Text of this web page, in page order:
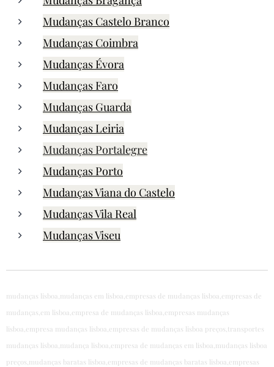
Mudanças Castelo Branco
Mudanças Coimbra
Mudanças Évora
Mudanças Faro
Mudanças Guarda
Mudanças Leiria
Mudanças Portalegre
Mudanças Porto
Mudanças Viana do Castelo
Mudanças Vila Real
Mudanças Viseu
mudanças lisboa,mudanças em lisboa,empresas de mudanças lisboa,empresas de
mudanças,em lisboa,empresa de mudanças lisboa,empresas mudanças
lisboa,empresa mudanças lisboa,empresas de mudanças lisboa preços,transportes
mudanças lisboa,mudança lisboa,empresa de mudanças em lisboa,mudanças lisboa
preços,mudanças baratas lisboa,empresas de mudanças baratas lisboa,empresas